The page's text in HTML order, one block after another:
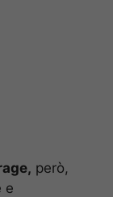
però,
e